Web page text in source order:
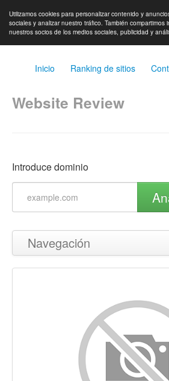
Utilizamos cookies para personalizar contenido y
sociales y analizar nuestro tráfico. También
nuestros socios de los medios sociales, publicidad y
Inicio Ranking de sitios
Website Review
Introduce dominio
Navegación
Volver arriba
Palabras Claves (Keywords)
Usabilidad